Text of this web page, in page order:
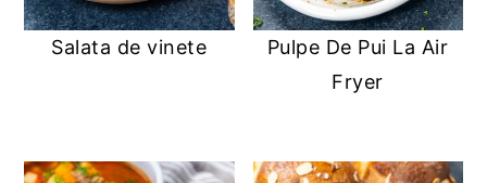
Salata de vinete
Pulpe De Pui La Air
Fryer